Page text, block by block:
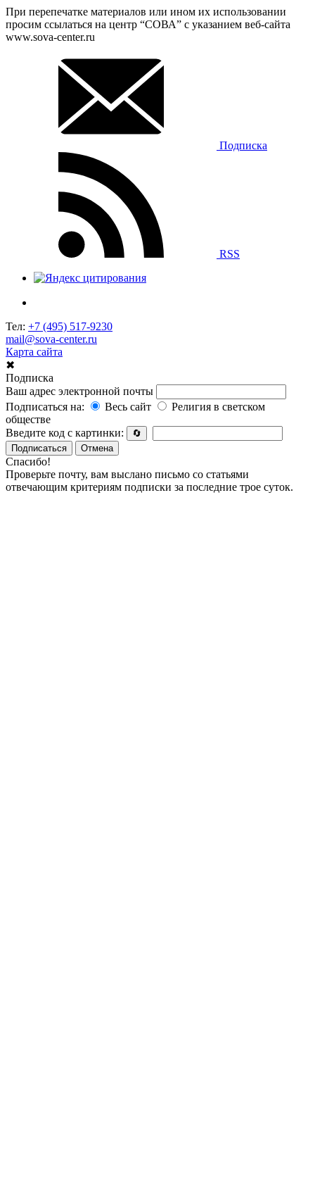
При перепечатке материалов или ином их использовании
просим ссылаться на центр “СОВА” с указанием веб-сайта
www.sova-center.ru
Подписка
RSS
Тел: +7 (495) 517-9230
mail@sova-center.ru
Карта сайта
✖
Подписка
Ваш адрес электронной почты
Подписаться на:
Весь сайт
Религия в светском
обществе
Введите код с картинки:
🔄
Подписаться
Отмена
Спасибо!
Проверьте почту, вам выслано письмо со статьями
отвечающим критериям подписки за последние трое суток.